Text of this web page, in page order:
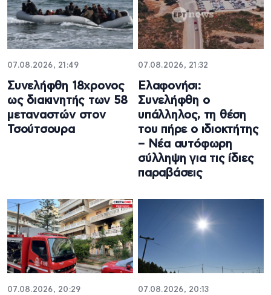
07.08.2026, 21:49
Συνελήφθη 18χρονος
ως διακινητής των 58
μεταναστών στον
Τσούτσουρα
07.08.2026, 21:32
Ελαφονήσι:
Συνελήφθη ο
υπάλληλος, τη θέση
του πήρε ο ιδιοκτήτης
– Νέα αυτόφωρη
σύλληψη για τις ίδιες
παραβάσεις
07.08.2026, 20:29 07.08.2026, 20:13